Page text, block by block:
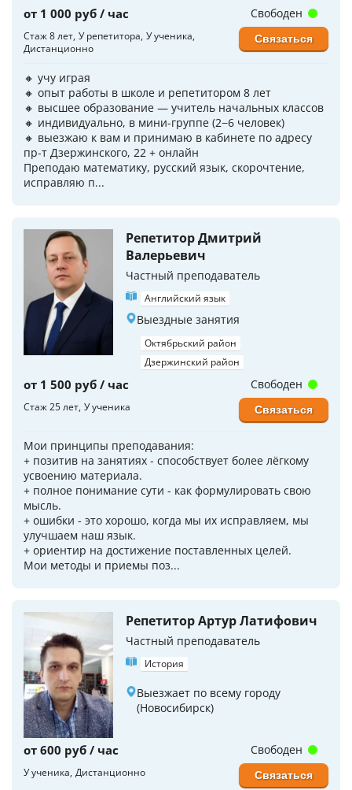
от 1 000 руб / час
Стаж 8 лет У репетитора У ученика
Дистанционно
🔸 учу играя
🔸 опыт работы в школе и репетитором 8 лет
🔸 высшее образование — учитель начальных классов
🔸 индивидуально, в мини-группе (2−6 человек)
🔸 выезжаю к вам и принимаю в кабинете по адресу
пр-т Дзержинского, 22 + онлайн
Преподаю математику, русский язык, скорочтение,
исправляю п...
Свободен
Связаться
Репетитор Дмитрий
Валерьевич
Частный преподаватель
Английский язык
Выездные занятия
Октябрьский район
Дзержинский район
от 1 500 руб / час
Стаж 25 лет У ученика
Мои принципы преподавания:
+ позитив на занятиях - способствует более лёгкому
усвоению материала.
+ полное понимание сути - как формулировать свою
мысль.
+ ошибки - это хорошо, когда мы их исправляем, мы
улучшаем наш язык.
+ ориентир на достижение поставленных целей.
Мои методы и приемы поз...
Свободен
Связаться
Репетитор Артур Латифович
Частный преподаватель
История
Выезжает по всему городу
(Новосибирск)
от 600 руб / час
У ученика Дистанционно
Свободен
Связаться